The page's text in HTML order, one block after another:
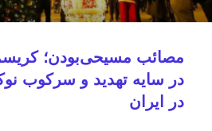
مصائب مسیحی‌بودن؛
در سایه تهدید و سرکوب
در ایران